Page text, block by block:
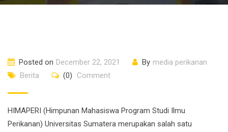
Posted on December 22, 2021 By media perikanan
Berita
(0) Comment
HIMAPERI (Himpunan Mahasiswa Program Studi Ilmu
Perikanan) Universitas Sumatera merupakan salah satu